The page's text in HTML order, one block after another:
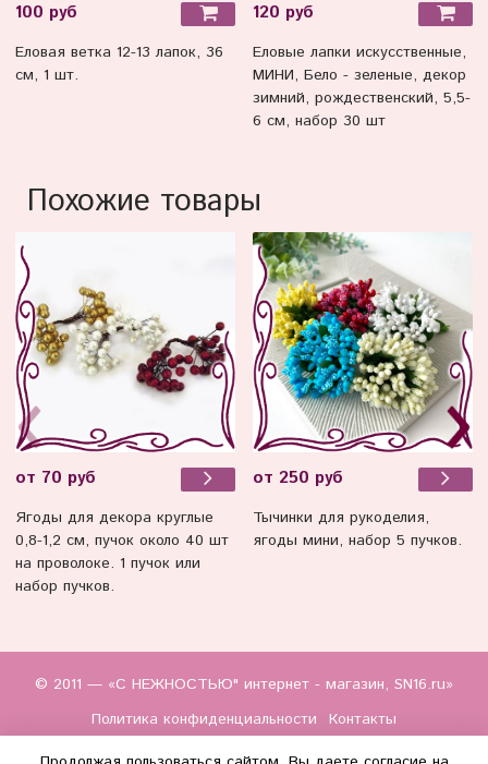
100 руб
Еловая ветка 12-13 лапок, 36
см, 1 шт.
120 руб
Еловые лапки искусственные,
МИНИ, Бело - зеленые, декор
зимний, рождественский, 5,5-
6 см, набор 30 шт
Похожие товары
от 70 руб
Ягоды для декора круглые
0,8-1,2 см, пучок около 40 шт
на проволоке. 1 пучок или
набор пучков.
от 250 руб
Тычинки для рукоделия,
ягоды мини, набор 5 пучков.
© 2011 — «С НЕЖНОСТЬЮ" интернет - магазин, SN16.ru»
Политика конфиденциальности
Контакты